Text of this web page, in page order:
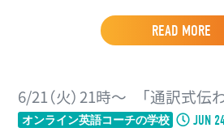
READ MORE
6/21（火）21時〜 「通訳式伝
オンライン英語コーチの学校 JUN